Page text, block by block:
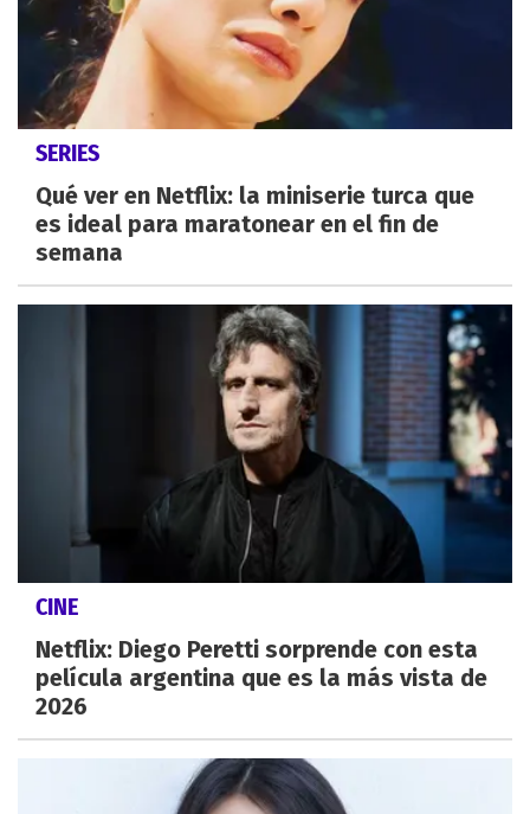
SERIES
Qué ver en Netflix: la miniserie turca que
es ideal para maratonear en el fin de
semana
CINE
Netflix: Diego Peretti sorprende con esta
película argentina que es la más vista de
2026